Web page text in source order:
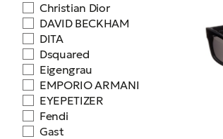
Christian Dior
DAVID BECKHAM
DITA
Dsquared
Eigengrau
EMPORIO ARMANI
EYEPETIZER
Fendi
Gast